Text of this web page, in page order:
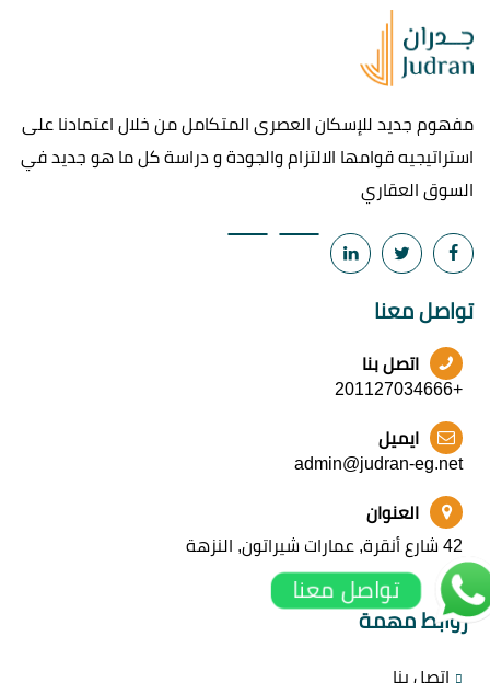
مفهوم جديد للإسكان العصرى المتكامل من خلال اعتمادنا على
استراتيجيه قوامها الالتزام والجودة و دراسة كل ما هو جديد في
السوق العقاري
تواصل معنا
اتصل بنا
+201127034666
ايميل
admin@judran-eg.net
العنوان
42 شارع أنقرة, عمارات شيراتون, النزهة
روابط مهمة
اتصل بنا
تواصل معنا